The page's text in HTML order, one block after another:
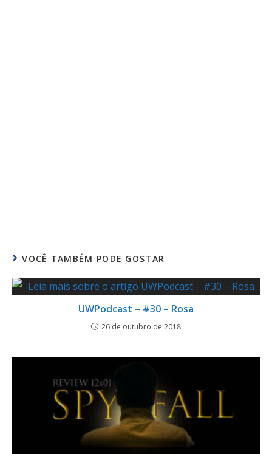
VOCÊ TAMBÉM PODE GOSTAR
UWPodcast – #30 – Rosa
26 de outubro de 2018